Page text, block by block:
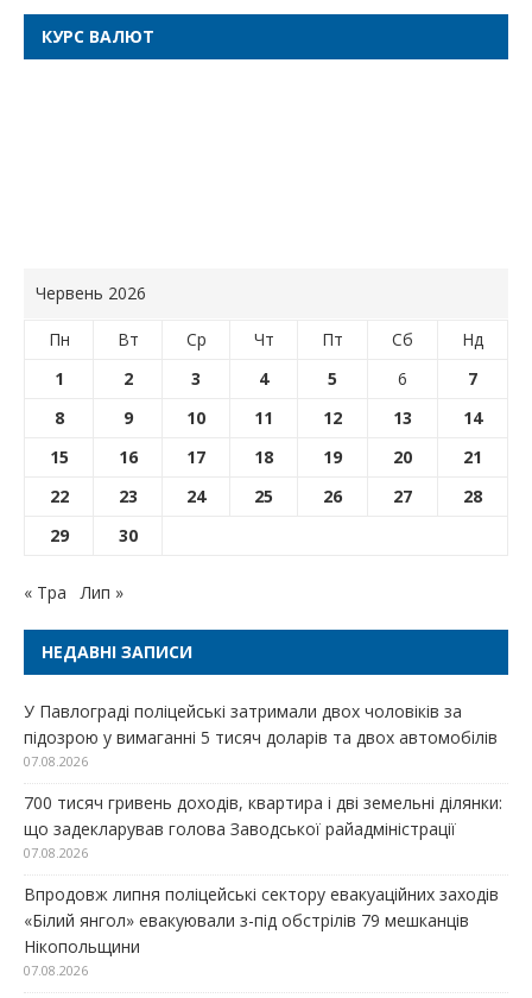
КУРС ВАЛЮТ
Червень 2026
Пн Вт Ср Чт Пт Сб
Нд
1
2 3 4 5 6
7
8
9 10 11 12 13
14
15
16 17 18 19 20
21
22
23 24 25 26 27
28
29
30
« Тра Лип »
НЕДАВНІ ЗАПИСИ
У Павлограді поліцейські затримали двох чоловіків за
підозрою у вимаганні 5 тисяч доларів та двох автомобілів
07.08.2026
700 тисяч гривень доходів, квартира і дві земельні ділянки:
що задекларував голова Заводської райадміністрації
07.08.2026
Впродовж липня поліцейські сектору евакуаційних заходів
«Білий янгол» евакуювали з-під обстрілів 79 мешканців
Нікопольщини
07.08.2026